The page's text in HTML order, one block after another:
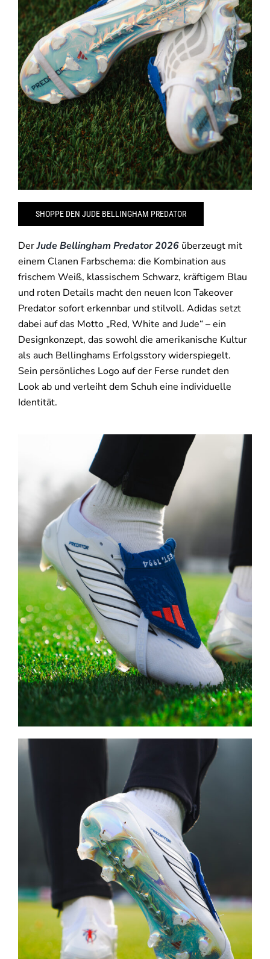
SHOPPE DEN JUDE BELLINGHAM PREDATOR
DerJude Bellingham Predator 2026 überzeugt mit
einem Clanen Farbschema: die Kombination aus
frischem Weiß, klassischem Schwarz, kräftigem Blau
und roten Details macht den neuen Icon Takeover
Predator sofort erkennbar und stilvoll. Adidas setzt
dabei auf das Motto „Red, White and Jude“ – ein
Designkonzept, das sowohl die amerikanische Kultur
als auch Bellinghams Erfolgsstory widerspiegelt.
Sein persönliches Logo auf der Ferse rundet den
Look ab und verleiht dem Schuh eine individuelle
Identität.